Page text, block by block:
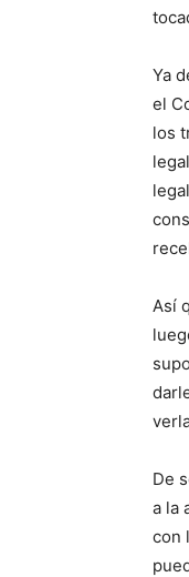
Ya
el
los
Así
De
a la
con